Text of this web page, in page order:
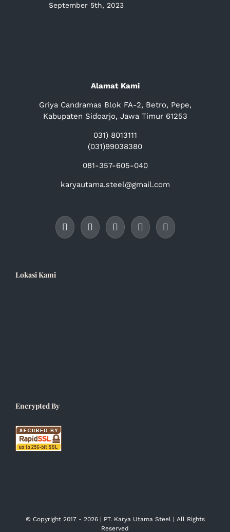
September 5th, 2023
Alamat Kami
Griya Candramas Blok FA-2, Betro, Pepe,
Kabupaten Sidoarjo, Jawa Timur 61253
031) 8013111
(031)99038380
081-357-605-040
karyautama.steel@gmail.com
Lokasi Kami
Encrypted By
© Copyright 2017 - 2026 | PT. Karya Utama Steel | All Rights
Reserved